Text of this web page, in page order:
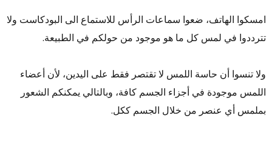
امسكوا الهاتف، ضعوا سماعات الرأس للاستماع الى البودكاست ولا
تترددوا في لمس كل ما هو موجود من حولكم في الطبيعة.
ولا تنسوا أن حاسة اللمس لا تقتصر فقط على اليدين، لأن أعضاء
اللمس موجودة في أجزاء الجسم كافة، وبالتالي يمكنكم الشعور
بملمس أي عنصر من خلال الجسم ككل.